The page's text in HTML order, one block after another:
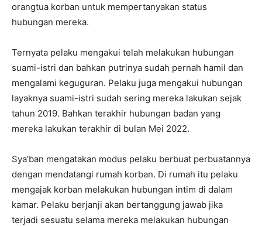
orangtua korban untuk mempertanyakan status
hubungan mereka.
Ternyata pelaku mengakui telah melakukan hubungan
suami-istri dan bahkan putrinya sudah pernah hamil dan
mengalami keguguran. Pelaku juga mengakui hubungan
layaknya suami-istri sudah sering mereka lakukan sejak
tahun 2019. Bahkan terakhir hubungan badan yang
mereka lakukan terakhir di bulan Mei 2022.
Sya’ban mengatakan modus pelaku berbuat perbuatannya
dengan mendatangi rumah korban. Di rumah itu pelaku
mengajak korban melakukan hubungan intim di dalam
kamar. Pelaku berjanji akan bertanggung jawab jika
terjadi sesuatu selama mereka melakukan hubungan